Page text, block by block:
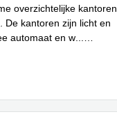
overzichtelijke kantoren
De kantoren zijn licht en
automaat en w